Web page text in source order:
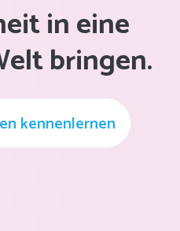
in eine
bringen.
kennenlernen